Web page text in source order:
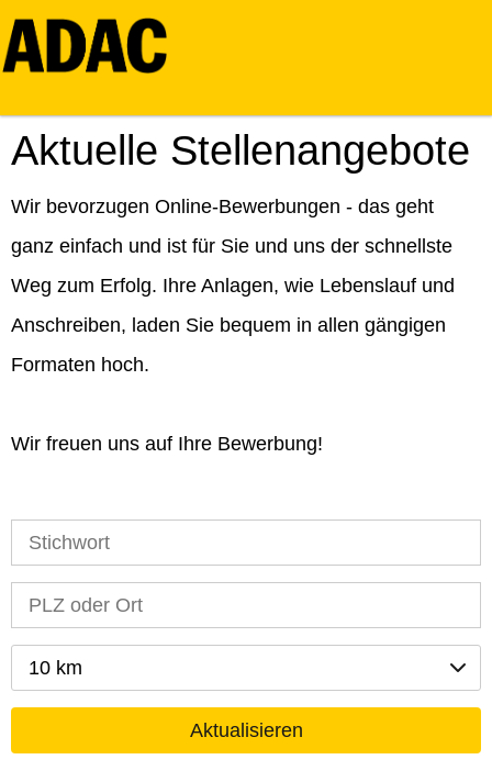
Aktuelle Stellenangebote
Wir bevorzugen Online-Bewerbungen - das geht
ganz einfach und ist für Sie und uns der schnellste
Weg zum Erfolg. Ihre Anlagen, wie Lebenslauf und
Anschreiben, laden Sie bequem in allen gängigen
Formaten hoch.
Wir freuen uns auf Ihre Bewerbung!
10 km
Aktualisieren